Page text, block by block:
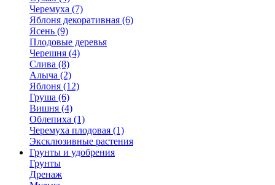
Черемуха (7)
Яблоня декоративная (6)
Ясень (9)
Плодовые деревья
Черешня (4)
Слива (8)
Алыча (2)
Яблоня (12)
Груша (6)
Вишня (4)
Облепиха (1)
Черемуха плодовая (1)
Эксклюзивные растения
Грунты и удобрения
Грунты
Дренаж